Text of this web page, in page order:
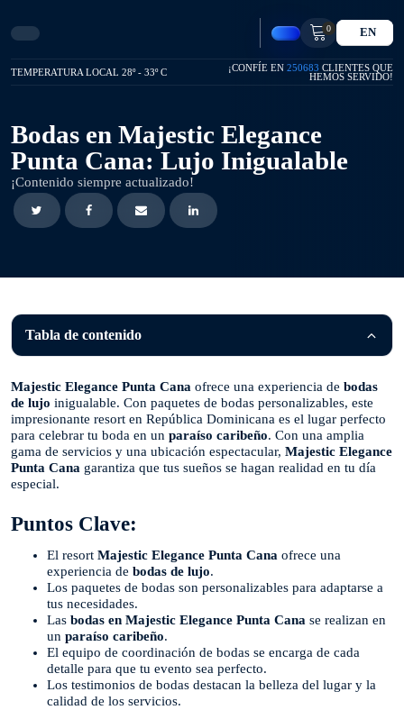
0 EN
TEMPERATURA LOCAL 28º - 33º C ¡CONFÍE EN 250683 CLIENTES QUE
HEMOS SERVIDO!
Bodas en Majestic Elegance
Punta Cana: Lujo Inigualable
¡Contenido siempre actualizado!
Tabla de contenido
Majestic Elegance Punta Cana ofrece una experiencia de bodas
de lujo inigualable. Con paquetes de bodas personalizables, este
impresionante resort en República Dominicana es el lugar perfecto
para celebrar tu boda en un paraíso caribeño. Con una amplia
gama de servicios y una ubicación espectacular, Majestic Elegance
Punta Cana garantiza que tus sueños se hagan realidad en tu día
especial.
Puntos Clave:
El resort Majestic Elegance Punta Cana ofrece una
experiencia de bodas de lujo.
Los paquetes de bodas son personalizables para adaptarse a
tus necesidades.
Las bodas en Majestic Elegance Punta Cana se realizan en
un paraíso caribeño.
El equipo de coordinación de bodas se encarga de cada
detalle para que tu evento sea perfecto.
Los testimonios de bodas destacan la belleza del lugar y la
calidad de los servicios.